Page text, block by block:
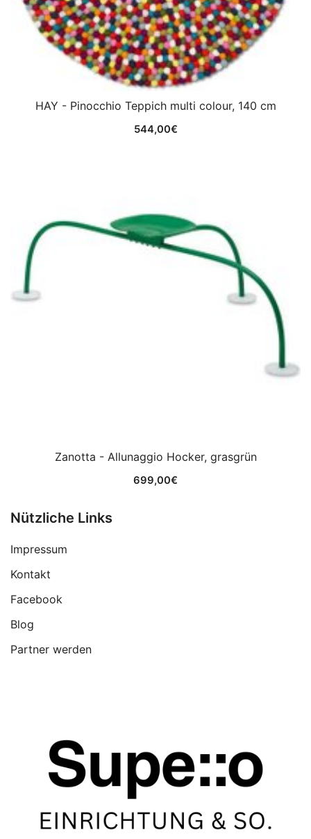
HAY - Pinocchio Teppich multi colour, 140 cm
544,00€
Zanotta - Allunaggio Hocker, grasgrün
699,00€
Nützliche Links
Impressum
Kontakt
Facebook
Blog
Partner werden